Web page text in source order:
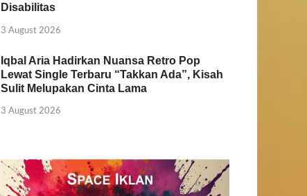
Disabilitas
3 August 2026
Iqbal Aria Hadirkan Nuansa Retro Pop
Lewat Single Terbaru “Takkan Ada”, Kisah
Sulit Melupakan Cinta Lama
3 August 2026